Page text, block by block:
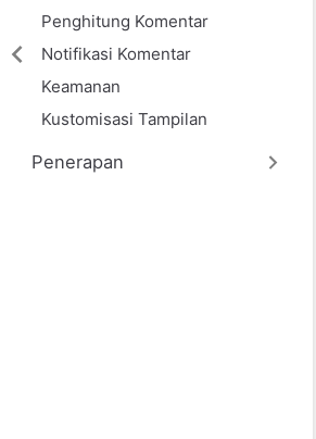
Penghitung Komentar
Notifikasi Komentar
Keamanan
Kustomisasi Tampilan
Penerapan